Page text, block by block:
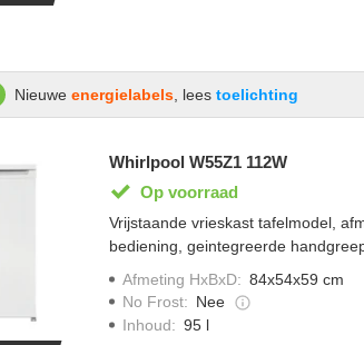
Nieuwe energielabels, lees toelichting
Whirlpool W55Z1 112W
Op voorraad
Vrijstaande vrieskast tafelmodel,
bediening, geintegreerde
Afmeting HxBxD: 84x54x59 cm
No Frost: Nee
Inhoud: 95 l